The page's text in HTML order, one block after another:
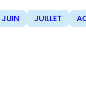
JUIN JUILLET